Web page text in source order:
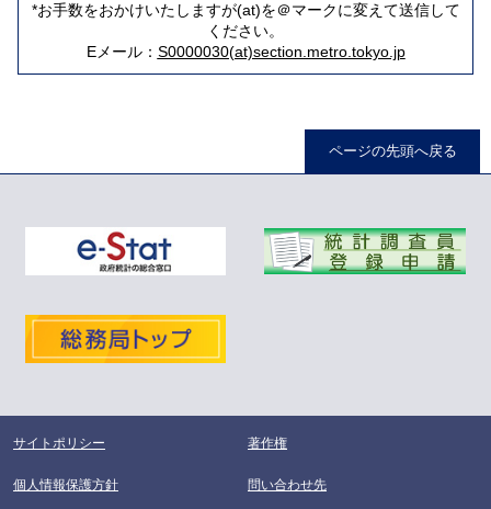
*お手数をおかけいたしますが(at)を＠マークに変えて送信して
ください。
Eメール： S0000030(at)section.metro.tokyo.jp
ページの先頭へ戻る
サイトポリシー 著作権
個人情報保護方針 問い合わせ先